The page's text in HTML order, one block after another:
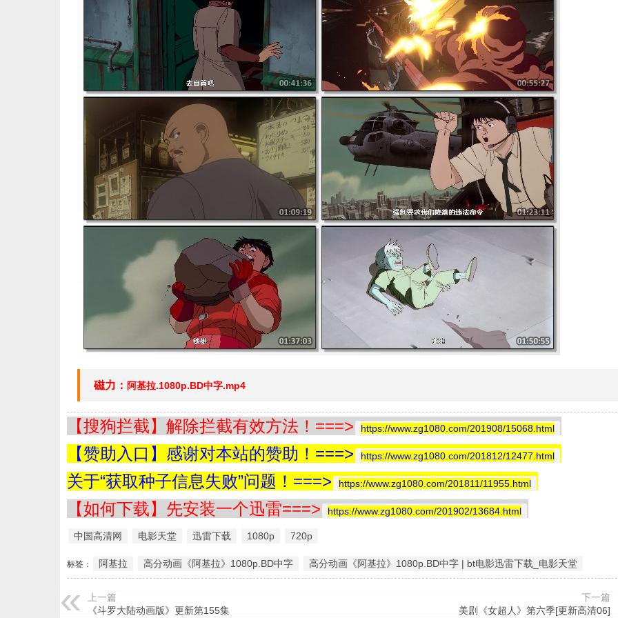
磁力： 阿基拉.1080p.BD中字.mp4
【搜狗拦截】解除拦截有效方法！===> https://www.zg1080.com/201908/15068.html
【赞助入口】感谢对本站的赞助！===> https://www.zg1080.com/201812/12477.html
关于“获取种子信息失败”问题！===> https://www.zg1080.com/201811/11955.html
【如何下载】先安装一个迅雷===> https://www.zg1080.com/201902/13684.html
中国高清网 电影天堂 迅雷下载 1080p 720p
标签： 阿基拉 高分动画《阿基拉》1080p.BD中字 高分动画《阿基拉》1080p.BD中字 | bt电影迅雷下载_电影天堂
上一篇
《斗罗大陆动画版》更新第155集
下一篇
美剧《女超人》第六季[更新高清06]